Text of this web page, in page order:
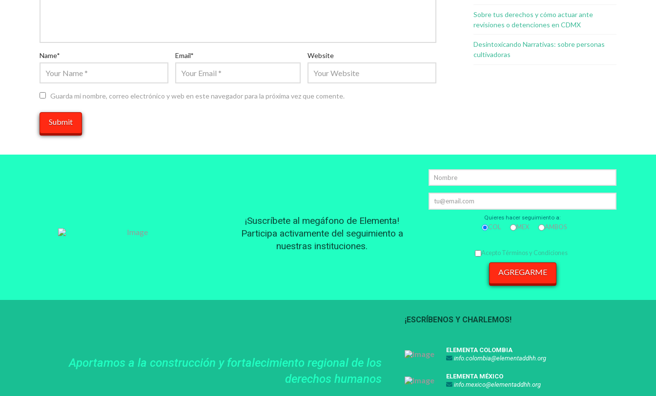
Name* Email* Website
Guarda mi nombre, correo electrónico y web en este navegador para la próxima vez que comente.
Sobre tus derechos y cómo actuar ante
revisiones o detenciones en CDMX
Desintoxicando Narrativas: sobre personas
cultivadoras
¡Suscríbete al megáfono de Elementa!
Participa activamente del seguimiento a
nuestras instituciones.
Quieres hacer seguimiento a:
COL MEX AMBOS
Acepto Términos y Condiciones
Aportamos a la construcción y fortalecimiento regional de los
derechos humanos
¡ESCRÍBENOS Y CHARLEMOS!
ELEMENTA COLOMBIA
info.colombia@elementaddhh.org
ELEMENTA MÉXICO
info.mexico@elementaddhh.org